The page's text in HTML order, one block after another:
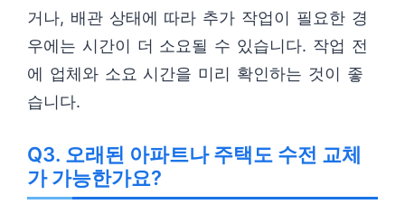
거나, 배관 상태에 따라 추가 작업이 필요한 경
우에는 시간이 더 소요될 수 있습니다. 작업 전
에 업체와 소요 시간을 미리 확인하는 것이 좋
습니다.
Q3. 오래된 아파트나 주택도 수전 교체
가 가능한가요?